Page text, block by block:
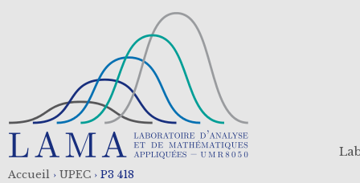
Accueil › UPEC › P3 418